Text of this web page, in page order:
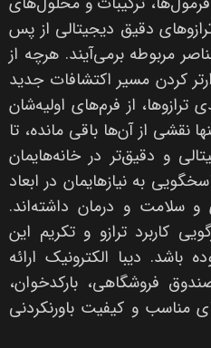
دقیق دیجیتالی از پس
مربوطه برمی‌آیند. هرچه از
کردن مسیر اکتشافات جدید
از فرم‌های اولیه‌شان
نقشی از آن‌ها باقی مانده، تا
و دقیق‌تر در خانه‌هایمان
به نیازهایمان در ابعاد
سلامت و درمان داشته‌اند.
کاربرد ترازو و تکریم این
باشد. دیبا الکترونیک ارائه
فروشگاهی، بارکدخوان،
مناسب و کیفیت باورنکردنی